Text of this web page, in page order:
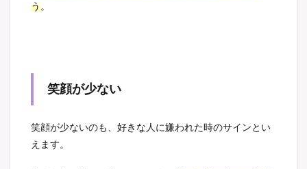
う。
笑顔が少ない
笑顔が少ないのも、好きな人に嫌われた時のサインとい
えます。